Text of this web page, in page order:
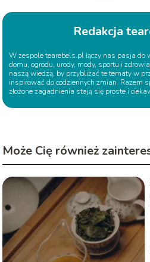
Redakcja
W zespole tearebels.pl łączy nas pasja do
domu, ogrodu, urody, mody, sportu i
naszą wiedzą, by przybliżać te tematy w
inspirować do codziennych zmian. Razem
złożone zagadnienia stają się proste i
Może Cię również